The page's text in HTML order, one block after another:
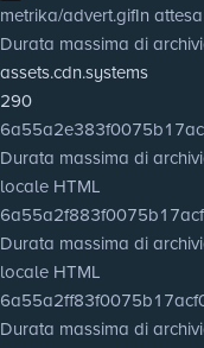
metrika/advert.gifIn attesa
Durata massima di
assets.cdn.systems
290
Durata massima di
locale HTML
Durata massima di
locale HTML
Durata massima di